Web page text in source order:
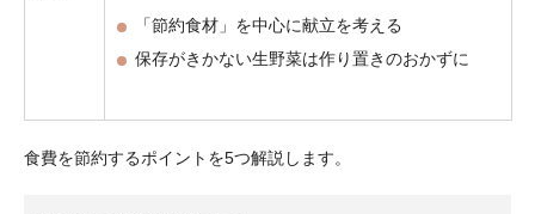
「節約食材」を中心に献立を考える
保存がきかない生野菜は作り置きのおかずに
食費を節約するポイントを5つ解説します。